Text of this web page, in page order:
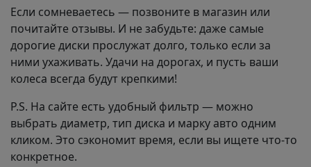
Если сомневаетесь — позвоните в магазин или
почитайте отзывы. И не забудьте: даже самые
дорогие диски прослужат долго, только если за
ними ухаживать. Удачи на дорогах, и пусть ваши
колеса всегда будут крепкими!
P.S. На сайте есть удобный фильтр — можно
выбрать диаметр, тип диска и марку авто одним
кликом. Это сэкономит время, если вы ищете что-то
конкретное.